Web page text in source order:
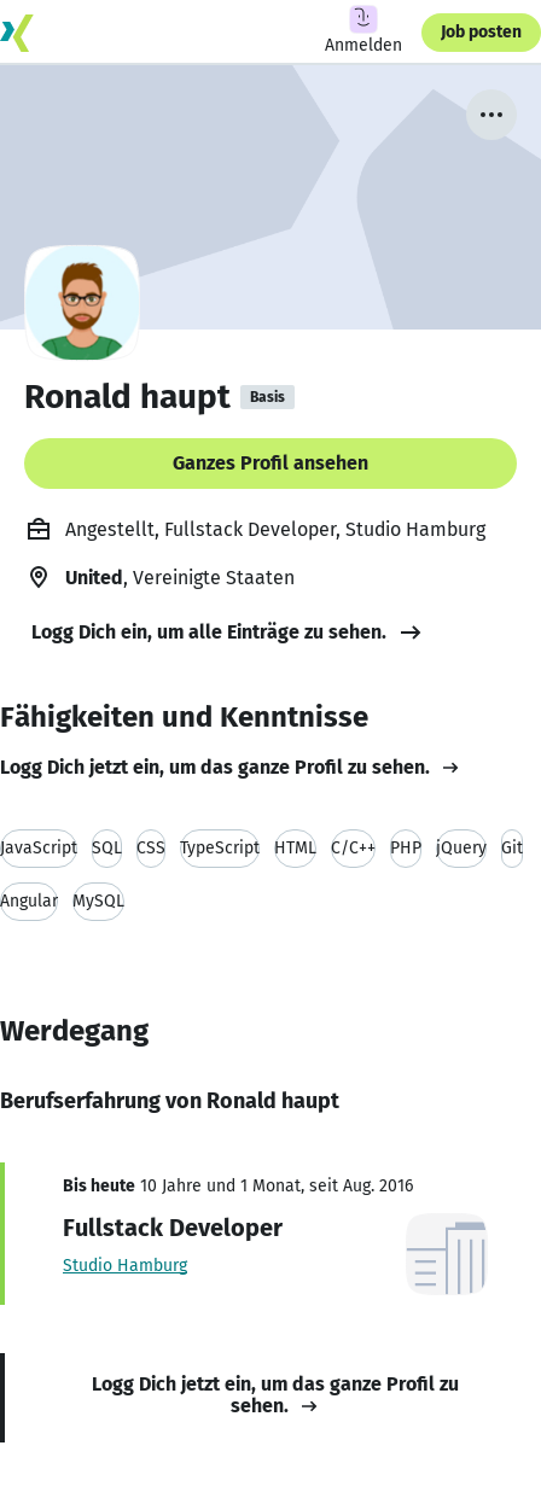
Anmelden
Job posten
Ronald haupt Basis
Ganzes Profil ansehen
Angestellt, Fullstack Developer, Studio Hamburg
United, Vereinigte Staaten
Logg Dich ein, um alle Einträge zu sehen.
Fähigkeiten und Kenntnisse
Logg Dich jetzt ein, um das ganze Profil zu sehen.
JavaScript SQL CSS TypeScript HTML C/C++ PHP jQuery Git
Angular MySQL
Werdegang
Berufserfahrung von Ronald haupt
Bis heute 10 Jahre und 1 Monat, seit Aug. 2016
Fullstack Developer
Studio Hamburg
Logg Dich jetzt ein, um das ganze Profil zu
sehen.